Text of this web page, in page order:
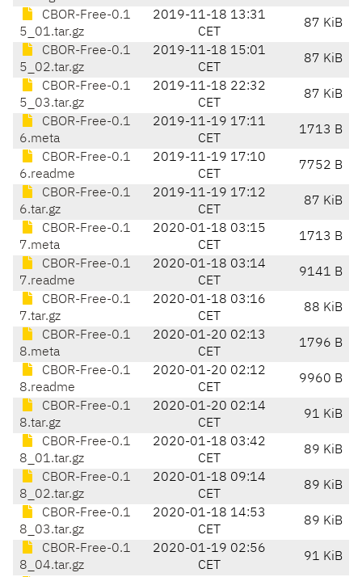
CBOR-Free-0.1
5_01.tar.gz
2019-11-18 13:31
CET
87 KiB
CBOR-Free-0.1
5_02.tar.gz
2019-11-18 15:01
CET
87 KiB
CBOR-Free-0.1
5_03.tar.gz
2019-11-18 22:32
CET
87 KiB
CBOR-Free-0.1
6.meta
2019-11-19 17:11
CET
1713 B
CBOR-Free-0.1
6.readme
2019-11-19 17:10
CET
7752 B
CBOR-Free-0.1
6.tar.gz
2019-11-19 17:12
CET
87 KiB
CBOR-Free-0.1
7.meta
2020-01-18 03:15
CET
1713 B
CBOR-Free-0.1
7.readme
2020-01-18 03:14
CET
9141 B
CBOR-Free-0.1
7.tar.gz
2020-01-18 03:16
CET
88 KiB
CBOR-Free-0.1
8.meta
2020-01-20 02:13
CET
1796 B
CBOR-Free-0.1
8.readme
2020-01-20 02:12
CET
9960 B
CBOR-Free-0.1
8.tar.gz
2020-01-20 02:14
CET
91 KiB
CBOR-Free-0.1
8_01.tar.gz
2020-01-18 03:42
CET
89 KiB
CBOR-Free-0.1
8_02.tar.gz
2020-01-18 09:14
CET
89 KiB
CBOR-Free-0.1
8_03.tar.gz
2020-01-18 14:53
CET
89 KiB
CBOR-Free-0.1
8_04.tar.gz
2020-01-19 02:56
CET
91 KiB